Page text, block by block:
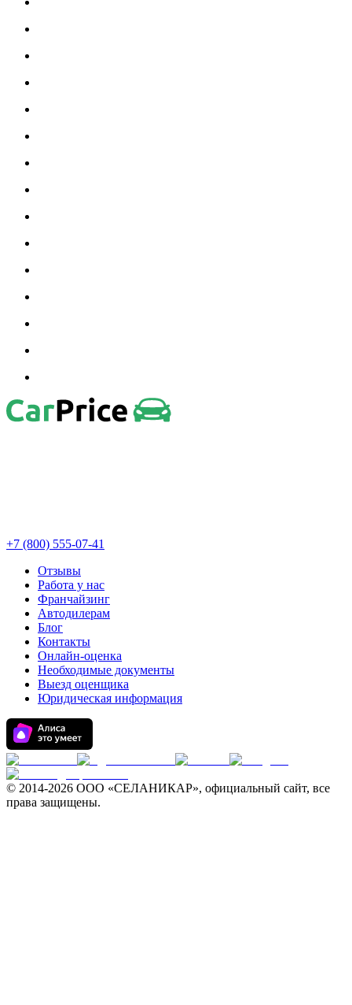
+7 (800) 555-07-41
Отзывы
Работа у нас
Франчайзинг
Автодилерам
Блог
Контакты
Онлайн-оценка
Необходимые документы
Выезд оценщика
Юридическая информация
© 2014-2026 ООО «СЕЛАНИКАР», официальный сайт, все
права защищены.